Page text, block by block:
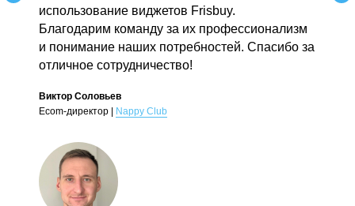
использование виджетов Frisbuy.
Благодарим команду за их профессионализм
и понимание наших потребностей. Спасибо за
отличное сотрудничество!
Виктор Соловьев
Ecom-директор |
Nappy Club